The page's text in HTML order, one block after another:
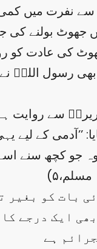
سے نفرت میں
جھوٹ بولنے کی
کی عادت کو
بھی رسول اللہؐ
سے روایت
’’آدمی کے لیے
جو کچھ سنے اسے
بات کو بغیر
ایک درجے
ہے